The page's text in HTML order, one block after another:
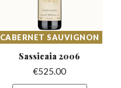
CABERNET SAUVIGNON
Sassicaia 2006
€525.00